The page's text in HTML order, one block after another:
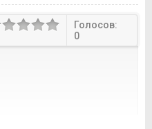
Голосов:
0